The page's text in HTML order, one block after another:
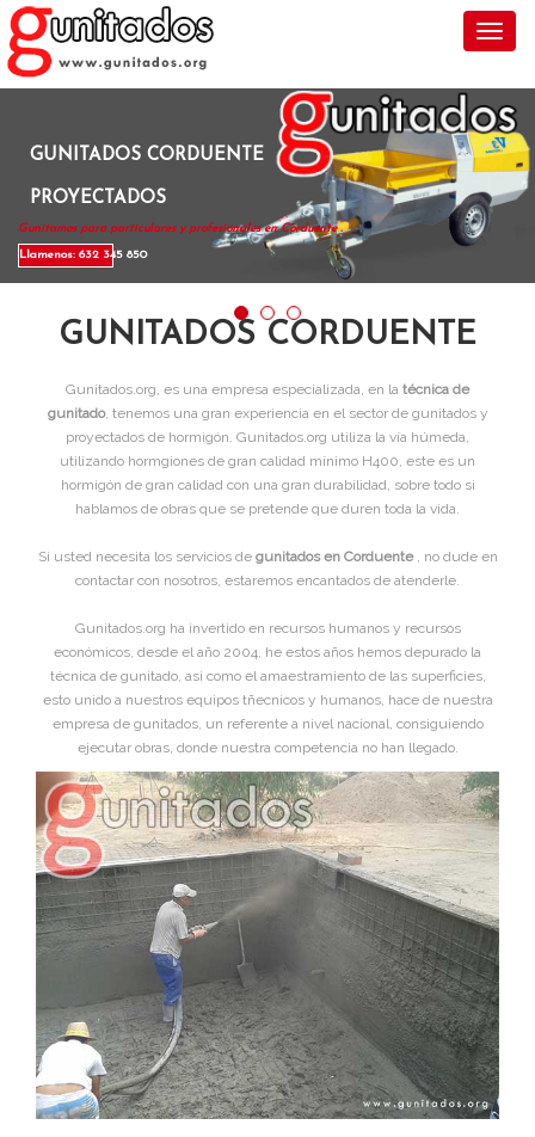
GUNITADOS CORDUENTE
PROYECTADOS
Gunitamos para particulares y profesionales en Corduente .
Llamenos: 632 345 850
GUNITADOS CORDUENTE
Gunitados.org, es una empresa especializada, en la técnica de
gunitado, tenemos una gran experiencia en el sector de gunitados y
proyectados de hormigón. Gunitados.org utiliza la vía húmeda,
utilizando hormgiones de gran calidad mínimo H400, este es un
hormigón de gran calidad con una gran durabilidad, sobre todo si
hablamos de obras que se pretende que duren toda la vida.
Si usted necesita los servicios de gunitados en Corduente , no dude en
contactar con nosotros, estaremos encantados de atenderle.
Gunitados.org ha invertido en recursos humanos y recursos
económicos, desde el año 2004, he estos años hemos depurado la
técnica de gunitado, asi como el amaestramiento de las superficies,
esto unido a nuestros equipos tñecnicos y humanos, hace de nuestra
empresa de gunitados, un referente a nivel nacional, consiguiendo
ejecutar obras, donde nuestra competencia no han llegado.